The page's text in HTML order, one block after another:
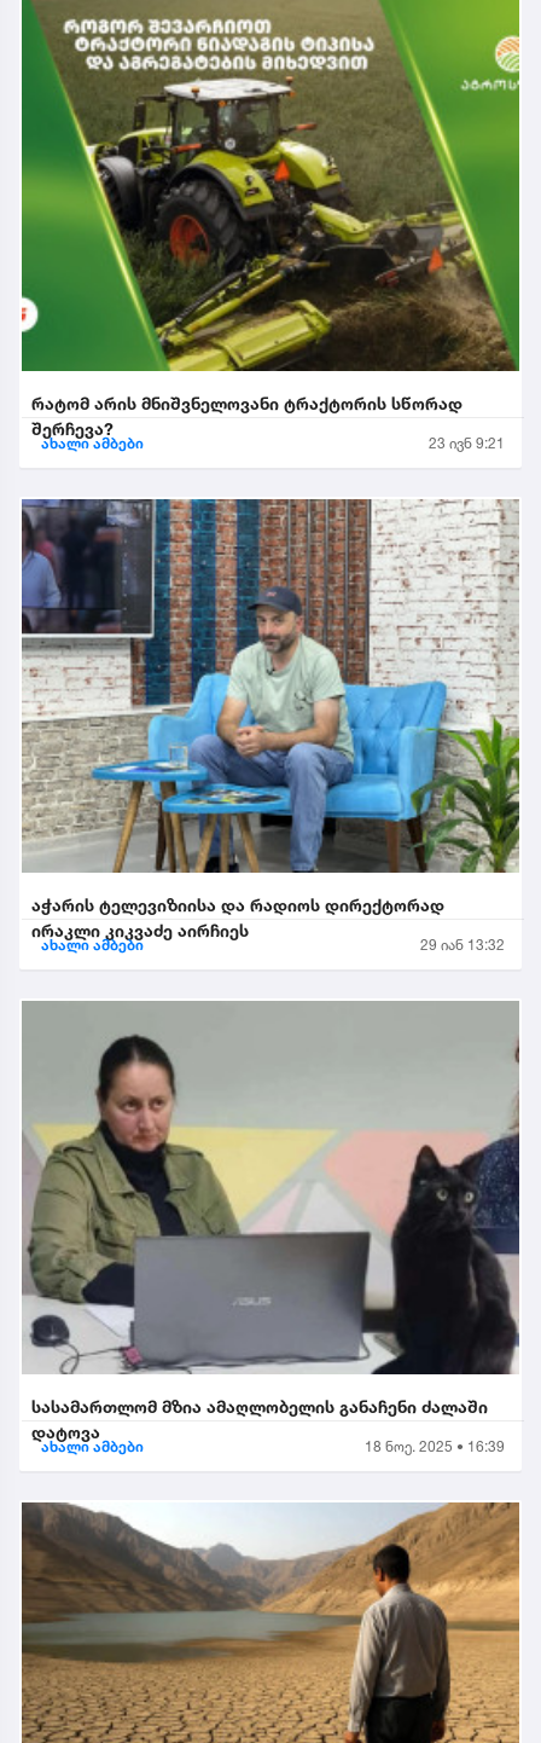
რატომ არის მნიშვნელოვანი ტრაქტორის სწორად
შერჩევა?
ახალი ამბები 23 ივნ 9:21
აჭარის ტელევიზიისა და რადიოს დირექტორად
ირაკლი კიკვაძე აირჩიეს
ახალი ამბები 29 იან 13:32
სასამართლომ მზია ამაღლობელის განაჩენი ძალაში
დატოვა
ახალი ამბები 18 ნოე. 2025 • 16:39